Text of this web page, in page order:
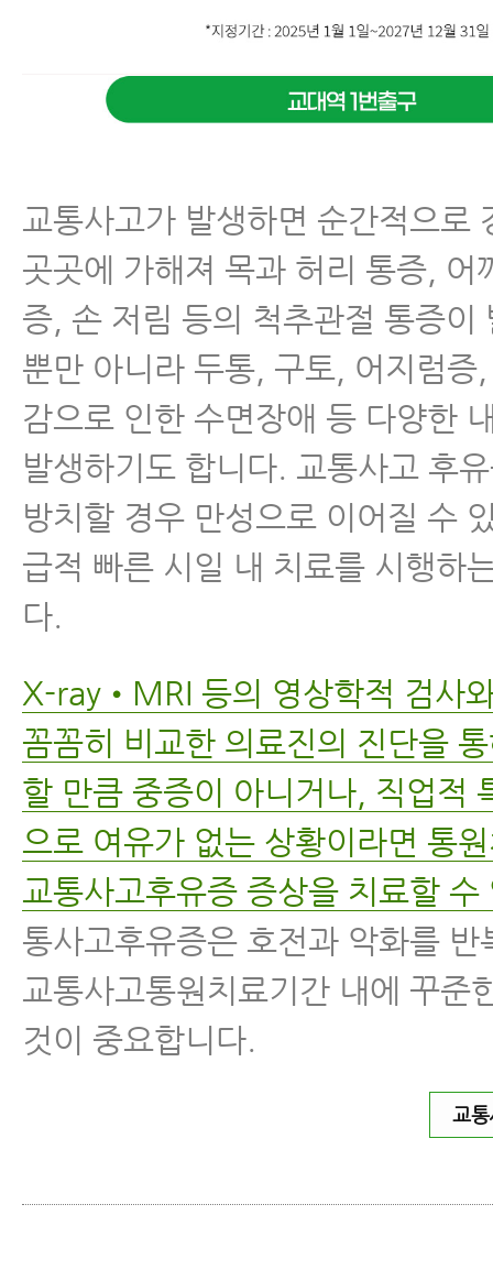
교통사고가 발생하면 순간적으로
곳곳에 가해져 목과 허리 통증, 어
증, 손 저림 등의 척추관절 통증이
뿐만 아니라 두통, 구토, 어지럼증
감으로 인한 수면장애 등 다양한
발생하기도 합니다. 교통사고 후
방치할 경우 만성으로 이어질 수
급적 빠른 시일 내 치료를 시행하
다.
X-ray•MRI 등의 영상학적 검사
꼼꼼히 비교한 의료진의 진단을
할 만큼 중증이 아니거나, 직업적
으로 여유가 없는 상황이라면 통
교통사고후유증 증상을 치료할 수
통사고후유증은 호전과 악화를 반
교통사고통원치료기간 내에 꾸준
것이 중요합니다.
교